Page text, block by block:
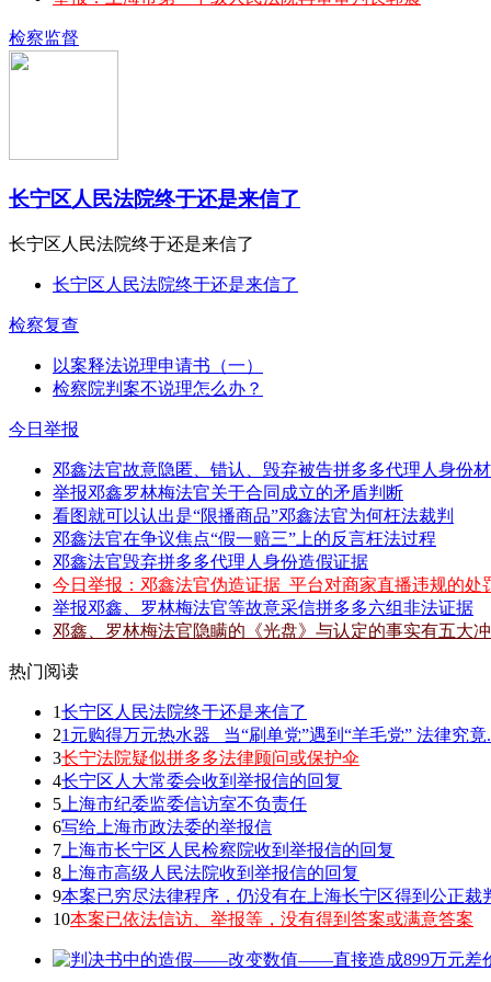
检察监督
长宁区人民法院终于还是来信了
长宁区人民法院终于还是来信了
长宁区人民法院终于还是来信了
检察复查
以案释法说理申请书（一）
检察院判案不说理怎么办？
今日举报
邓鑫法官故意隐匿、错认、毁弃被告拼多多代理人身份
举报邓鑫罗林梅法官关于合同成立的矛盾判断
看图就可以认出是“限播商品”邓鑫法官为何枉法裁判
邓鑫法官在争议焦点“假一赔三”上的反言枉法过程
邓鑫法官毁弃拼多多代理人身份造假证据
今日举报：邓鑫法官伪造证据_平台对商家直播违规的处
举报邓鑫、罗林梅法官等故意采信拼多多六组非法证据
邓鑫、罗林梅法官隐瞒的《光盘》与认定的事实有五大
热门阅读
1长宁区人民法院终于还是来信了
21元购得万元热水器 _当“刷单党”遇到“羊毛党” 法律究竟
3长宁法院疑似拼多多法律顾问或保护伞
4长宁区人大常委会收到举报信的回复
5 上海市纪委监委信访室不负责任
6写给上海市政法委的举报信
7 上海市长宁区人民检察院收到举报信的回复
8 上海市高级人民法院收到举报信的回复
9本案已穷尽法律程序，仍没有在上海长宁区得到公正裁
10本案已依法信访、举报等，没有得到答案或满意答案